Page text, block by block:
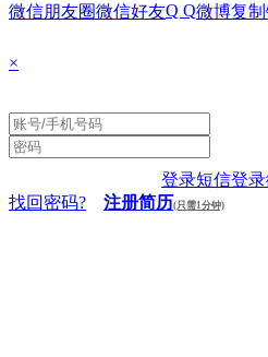
微信朋友圈微信好友Q Q微博复
×
登录短信登录
找回密码? 注册简历(只需1分钟)